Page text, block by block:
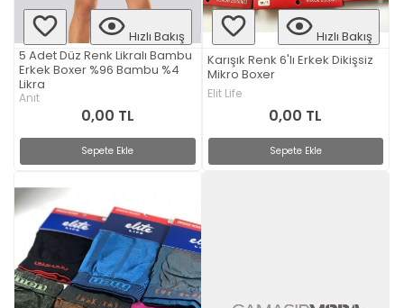
Hızlı Bakış
5 Adet Düz Renk Likralı Bambu
Erkek Boxer %96 Bambu %4
Likra
Anıt
0,00 TL
Sepete Ekle
Hızlı Bakış
Karışık Renk 6'lı Erkek Dikişsiz
Mikro Boxer
Elit Life
0,00 TL
Sepete Ekle